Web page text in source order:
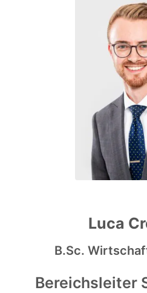
Luca
B.Sc.
Bereichsleiter